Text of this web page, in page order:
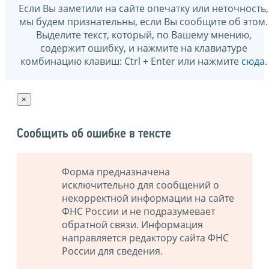
Если Вы заметили на сайте опечатку или неточность,
мы будем признательны, если Вы сообщите об этом.
Выделите текст, который, по Вашему мнению,
содержит ошибку, и нажмите на клавиатуре
комбинацию клавиш: Ctrl + Enter или нажмите сюда.
×
Сообщить об ошибке в тексте
Форма предназначена
исключительно для сообщений о
некорректной информации на сайте
ФНС России и не подразумевает
обратной связи. Информация
направляется редактору сайта ФНС
России для сведения.